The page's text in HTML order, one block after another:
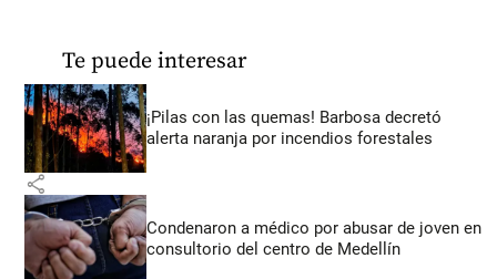
Te puede interesar
¡Pilas con las quemas! Barbosa decretó
alerta naranja por incendios forestales
share
Condenaron a médico por abusar de joven en
consultorio del centro de Medellín